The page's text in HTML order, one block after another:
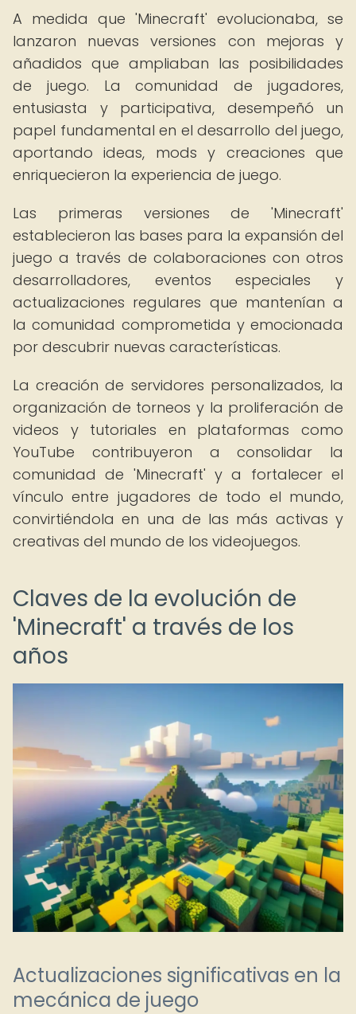
A medida que 'Minecraft' evolucionaba, se
lanzaron nuevas versiones con mejoras y
añadidos que ampliaban las posibilidades
de juego. La comunidad de jugadores,
entusiasta y participativa, desempeñó un
papel fundamental en el desarrollo del juego,
aportando ideas, mods y creaciones que
enriquecieron la experiencia de juego.
Las primeras versiones de 'Minecraft'
establecieron las bases para la expansión del
juego a través de colaboraciones con otros
desarrolladores, eventos especiales y
actualizaciones regulares que mantenían a
la comunidad comprometida y emocionada
por descubrir nuevas características.
La creación de servidores personalizados, la
organización de torneos y la proliferación de
videos y tutoriales en plataformas como
YouTube contribuyeron a consolidar la
comunidad de 'Minecraft' y a fortalecer el
vínculo entre jugadores de todo el mundo,
convirtiéndola en una de las más activas y
creativas del mundo de los videojuegos.
Claves de la evolución de
'Minecraft' a través de los
años
Actualizaciones significativas en la
mecánica de juego